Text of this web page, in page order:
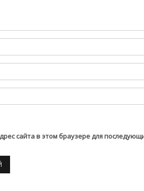
сайта в этом браузере для